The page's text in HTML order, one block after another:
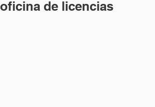
oficina de licencias